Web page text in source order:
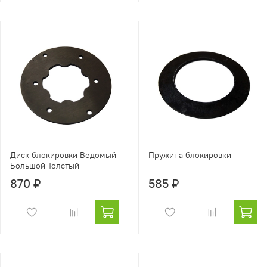
Диск блокировки Ведомый
Большой Толстый
870 ₽
Пружина блокировки
585 ₽